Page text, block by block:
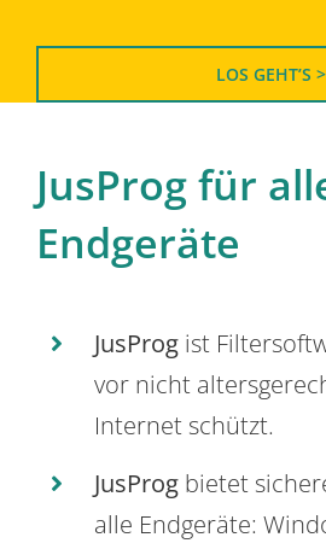
LOS GEHT’S >
JusProg für
Endgeräte
JusProg ist
vor nicht
Internet schützt.
JusProg bietet
alle Endgeräte: